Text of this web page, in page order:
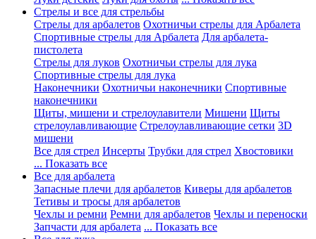
Стрелы и все для стрельбы
Стрелы для арбалетов Охотничьи стрелы для Арбалета
Спортивные стрелы для Арбалета Для арбалета-
пистолета
Стрелы для луков Охотничьи стрелы для лука
Спортивные стрелы для лука
Наконечники Охотничьи наконечники Спортивные
наконечники
Щиты, мишени и стрелоулавители Мишени Щиты
стрелоулавливающие Стрелоулавливающие сетки 3D
мишени
Все для стрел Инсерты Трубки для стрел Хвостовики
... Показать все
Все для арбалета
Запасные плечи для арбалетов Киверы для арбалетов
Тетивы и тросы для арбалетов
Чехлы и ремни Ремни для арбалетов Чехлы и переноски
Запчасти для арбалета ... Показать все